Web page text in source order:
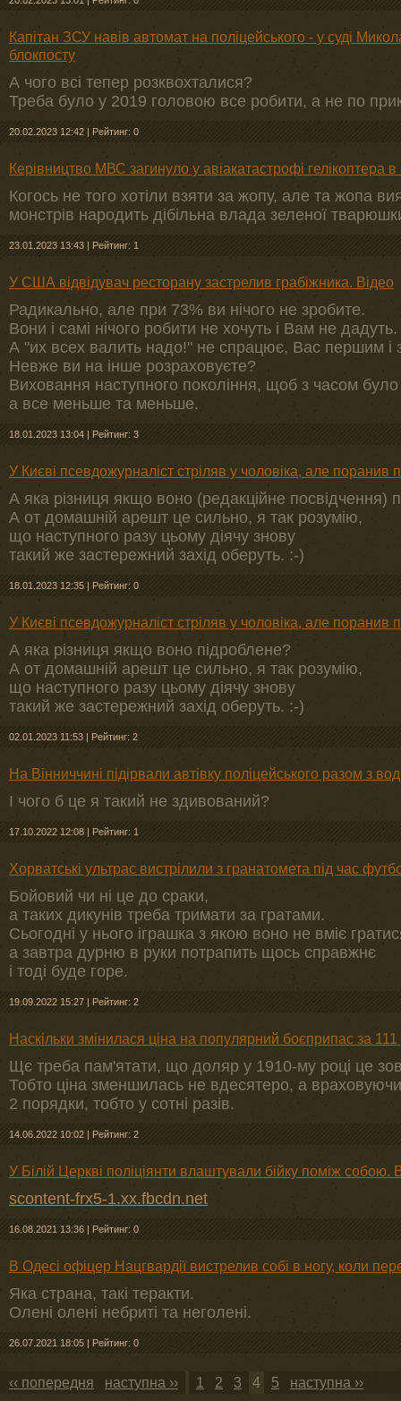
Капітан ЗСУ навів автомат на поліцейського - у суді
блокпосту
А чого всі тепер розквохталися?
Треба було у 2019 головою все робити, а не по
20.02.2023 12:42 | Рейтинг: 0
Керівництво МВС загинуло у авіакатастрофі гелікоптера
Когось не того хотіли взяти за жопу, але та жопа
монстрів народить дібільна влада зеленої
23.01.2023 13:43 | Рейтинг: 1
У США відвідувач ресторану застрелив грабіжника. Відео
Радикально, але при 73% ви нічого не зробите.
Вони і самі нічого робити не хочуть і Вам не дадуть.
А "их всех валить надо!" не спрацює, Вас першим і
Невже ви на інше розраховуєте?
Виховання наступного покоління, щоб з часом
а все меньше та меньше.
18.01.2023 13:04 | Рейтинг: 3
У Києві псевдожурналіст стріляв у чоловіка, але поранив
А яка різниця якщо воно (редакційне посвідчення)
А от домашній арешт це сильно, я так розумію,
що наступного разу цьому діячу знову
такий же застережний захід оберуть. :-)
18.01.2023 12:35 | Рейтинг: 0
У Києві псевдожурналіст стріляв у чоловіка, але поранив
А яка різниця якщо воно підроблене?
А от домашній арешт це сильно, я так розумію,
що наступного разу цьому діячу знову
такий же застережний захід оберуть. :-)
02.01.2023 11:53 | Рейтинг: 2
На Вінниччині підірвали автівку поліцейського разом з
І чого б це я такий не здивований?
17.10.2022 12:08 | Рейтинг: 1
Хорватські ультрас вистрілили з гранатомета під час
Бойовий чи ні це до сраки,
а таких дикунів треба тримати за гратами.
Сьогодні у нього іграшка з якою воно не вміє
а завтра дурню в руки потрапить щось справжнє
і тоді буде горе.
19.09.2022 15:27 | Рейтинг: 2
Наскільки змінилася ціна на популярний боєприпас за 111
Щє треба пам'ятати, що доляр у 1910-му році це
Тобто ціна зменшилась не вдесятеро, а
2 порядки, тобто у сотні разів.
14.06.2022 10:02 | Рейтинг: 2
У Білій Церкві поліціянти влаштували бійку поміж собою.
scontent-frx5-1.xx.fbcdn.net
16.08.2021 13:36 | Рейтинг: 0
В Одесі офіцер Нацгвардії вистрелив собі в ногу, коли
Яка страна, такі теракти.
Олені олені небриті та неголені.
26.07.2021 18:05 | Рейтинг: 0
‹‹ попередня наступна ›› 1 2 3 4 5 наступна ››